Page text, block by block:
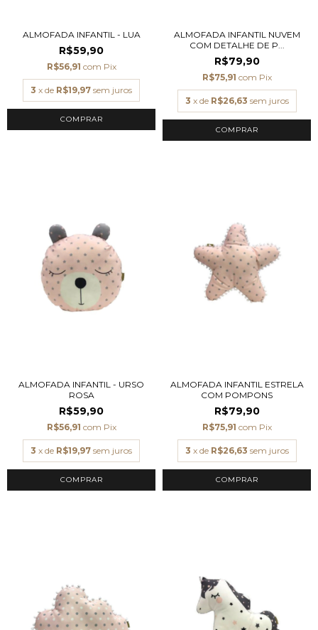
ALMOFADA INFANTIL - LUA
R$59,90
R$56,91 com Pix
3 x de R$19,97 sem juros
ALMOFADA INFANTIL NUVEM
COM DETALHE DE P...
R$79,90
R$75,91 com Pix
3 x de R$26,63 sem juros
ALMOFADA INFANTIL - URSO
ROSA
R$59,90
R$56,91 com Pix
3 x de R$19,97 sem juros
ALMOFADA INFANTIL ESTRELA
COM POMPONS
R$79,90
R$75,91 com Pix
3 x de R$26,63 sem juros